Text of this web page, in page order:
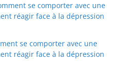
se comporter avec une
réagir face à la dépression
se comporter avec une
réagir face à la dépression